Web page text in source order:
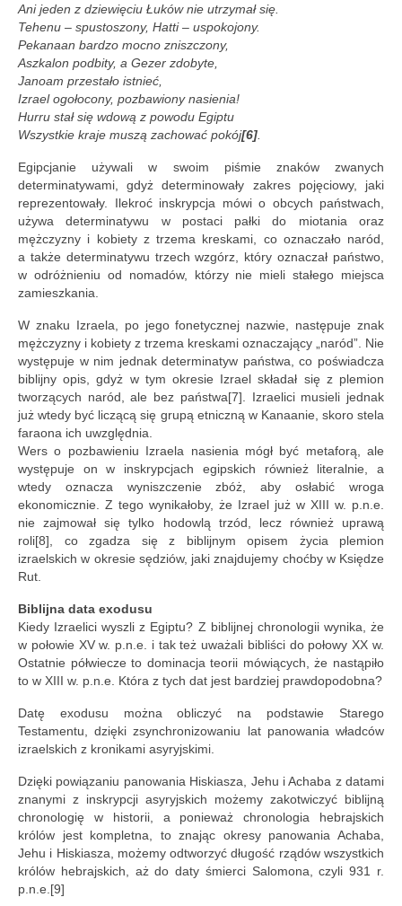
Ani jeden z dziewięciu Łuków nie utrzymał się.
Tehenu – spustoszony, Hatti – uspokojony.
Pekanaan bardzo mocno zniszczony,
Aszkalon podbity, a Gezer zdobyte,
Janoam przestało istnieć,
Izrael ogołocony, pozbawiony nasienia!
Hurru stał się wdową z powodu Egiptu
Wszystkie kraje muszą zachować pokój[6].
Egipcjanie używali w swoim piśmie znaków zwanych
determinatywami, gdyż determinowały zakres pojęciowy, jaki
reprezentowały. Ilekroć inskrypcja mówi o obcych państwach,
używa determinatywu w postaci pałki do miotania oraz
mężczyzny i kobiety z trzema kreskami, co oznaczało naród,
a także determinatywu trzech wzgórz, który oznaczał państwo,
w odróżnieniu od nomadów, którzy nie mieli stałego miejsca
zamieszkania.
W znaku Izraela, po jego fonetycznej nazwie, następuje znak
mężczyzny i kobiety z trzema kreskami oznaczający „naród”. Nie
występuje w nim jednak determinatyw państwa, co poświadcza
biblijny opis, gdyż w tym okresie Izrael składał się z plemion
tworzących naród, ale bez państwa[7]. Izraelici musieli jednak
już wtedy być liczącą się grupą etniczną w Kanaanie, skoro stela
faraona ich uwzględnia.
Wers o pozbawieniu Izraela nasienia mógł być metaforą, ale
występuje on w inskrypcjach egipskich również literalnie, a
wtedy oznacza wyniszczenie zbóż, aby osłabić wroga
ekonomicznie. Z tego wynikałoby, że Izrael już w XIII w. p.n.e.
nie zajmował się tylko hodowlą trzód, lecz również uprawą
roli[8], co zgadza się z biblijnym opisem życia plemion
izraelskich w okresie sędziów, jaki znajdujemy choćby w Księdze
Rut.
Biblijna data exodusu
Kiedy Izraelici wyszli z Egiptu? Z biblijnej chronologii wynika, że
w połowie XV w. p.n.e. i tak też uważali bibliści do połowy XX w.
Ostatnie półwiecze to dominacja teorii mówiących, że nastąpiło
to w XIII w. p.n.e. Która z tych dat jest bardziej prawdopodobna?
Datę exodusu można obliczyć na podstawie Starego
Testamentu, dzięki zsynchronizowaniu lat panowania władców
izraelskich z kronikami asyryjskimi.
Dzięki powiązaniu panowania Hiskiasza, Jehu i Achaba z datami
znanymi z inskrypcji asyryjskich możemy zakotwiczyć biblijną
chronologię w historii, a ponieważ chronologia hebrajskich
królów jest kompletna, to znając okresy panowania Achaba,
Jehu i Hiskiasza, możemy odtworzyć długość rządów wszystkich
królów hebrajskich, aż do daty śmierci Salomona, czyli 931 r.
p.n.e.[9]